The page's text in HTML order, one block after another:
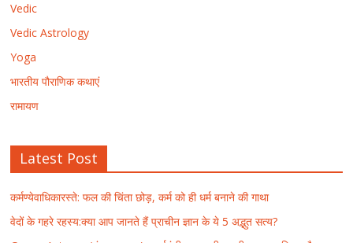
Vedic
Vedic Astrology
Yoga
भारतीय पौराणिक कथाएं
रामायण
Latest Post
कर्मण्येवाधिकारस्ते: फल की चिंता छोड़, कर्म को ही धर्म बनाने की गाथा
वेदों के गहरे रहस्य:क्या आप जानते हैं प्राचीन ज्ञान के ये 5 अद्भुत सत्य?